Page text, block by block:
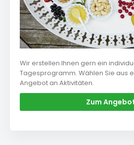
Wir erstellen Ihnen gern ein
Tagesprogramm. Wählen Sie aus
Angebot an Aktivitäten.
Zum